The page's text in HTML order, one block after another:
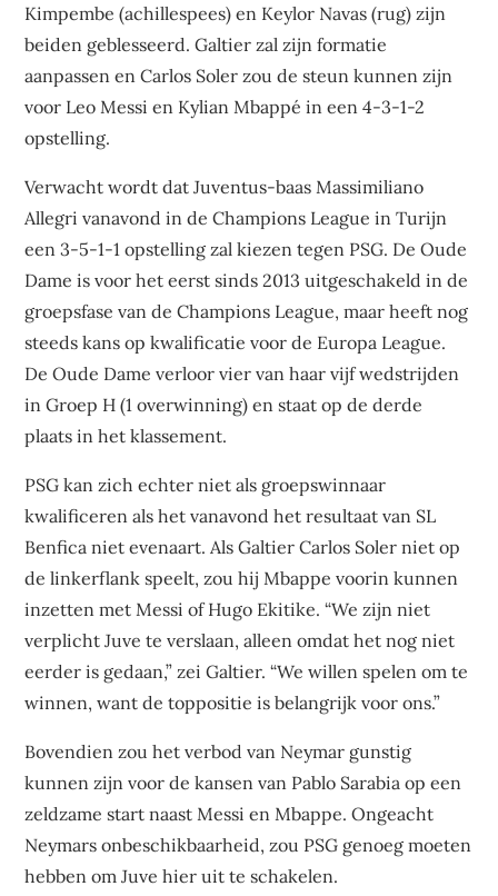
Kimpembe (achillespees) en Keylor Navas (rug) zijn
beiden geblesseerd. Galtier zal zijn formatie
aanpassen en Carlos Soler zou de steun kunnen zijn
voor Leo Messi en Kylian Mbappé in een 4-3-1-2
opstelling.
Verwacht wordt dat Juventus-baas Massimiliano
Allegri vanavond in de Champions League in Turijn
een 3-5-1-1 opstelling zal kiezen tegen PSG. De Oude
Dame is voor het eerst sinds 2013 uitgeschakeld in de
groepsfase van de Champions League, maar heeft nog
steeds kans op kwalificatie voor de Europa League.
De Oude Dame verloor vier van haar vijf wedstrijden
in Groep H (1 overwinning) en staat op de derde
plaats in het klassement.
PSG kan zich echter niet als groepswinnaar
kwalificeren als het vanavond het resultaat van SL
Benfica niet evenaart. Als Galtier Carlos Soler niet op
de linkerflank speelt, zou hij Mbappe voorin kunnen
inzetten met Messi of Hugo Ekitike. “We zijn niet
verplicht Juve te verslaan, alleen omdat het nog niet
eerder is gedaan,” zei Galtier. “We willen spelen om te
winnen, want de toppositie is belangrijk voor ons.”
Bovendien zou het verbod van Neymar gunstig
kunnen zijn voor de kansen van Pablo Sarabia op een
zeldzame start naast Messi en Mbappe. Ongeacht
Neymars onbeschikbaarheid, zou PSG genoeg moeten
hebben om Juve hier uit te schakelen.